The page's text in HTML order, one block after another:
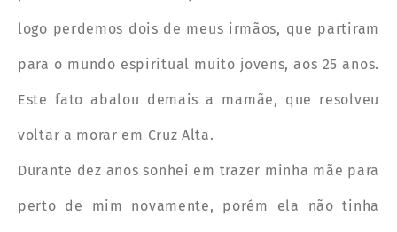
logo perdemos dois de meus irmãos, que partiram
para o mundo espiritual muito jovens, aos 25 anos.
Este fato abalou demais a mamãe, que resolveu
voltar a morar em Cruz Alta.
Durante dez anos sonhei em trazer minha mãe para
perto de mim novamente, porém ela não tinha